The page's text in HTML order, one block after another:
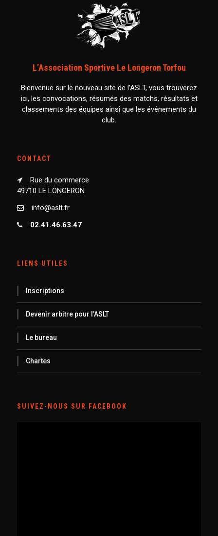
L’Association Sportive Le Longeron Torfou
Bienvenue sur le nouveau site de l’ASLT, vous trouverez
ici, les convocations, résumés des matchs, résultats et
classements des équipes ainsi que les événements du
club.
CONTACT
Rue du commerce
49710 LE LONGERON
info@aslt.fr
02.41.46.63.47
LIENS UTILES
Inscriptions
Devenir arbitre pour l’ASLT
Le bureau
Chartes
SUIVEZ-NOUS SUR FACEBOOK